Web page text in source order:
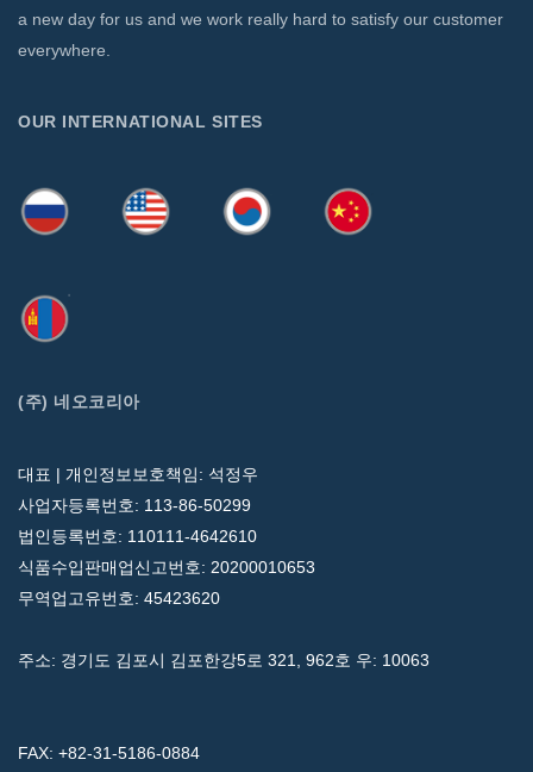
a new day for us and we work really hard to satisfy our customer
everywhere.
OUR INTERNATIONAL SITES
(주) 네오코리아
대표 | 개인정보보호책임: 석정우
사업자등록번호: 113-86-50299
법인등록번호: 110111-4642610
식품수입판매업신고번호: 20200010653
무역업고유번호: 45423620
주소: 경기도 김포시 김포한강5로 321, 962호 우: 10063
FAX: +82-31-5186-0884